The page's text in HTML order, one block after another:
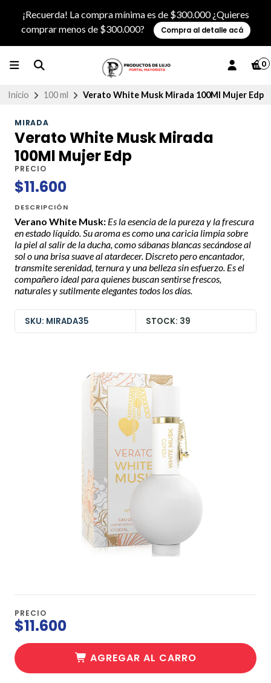
¡Recuerda! La compra mínima es de $300.000 ¿Quieres
comprar menos de $300.000?
Compra al detalle acá
0
Inicio 100 ml Verato White Musk Mirada 100Ml Mujer Edp
MIRADA
Verato White Musk Mirada
100Ml Mujer Edp
PRECIO
$11.600
DESCRIPCIÓN
Verano White Musk: Es la esencia de la pureza y la frescura
en estado líquido. Su aroma es como una caricia limpia sobre
la piel al salir de la ducha, como sábanas blancas secándose al
sol o una brisa suave al atardecer. Discreto pero encantador,
transmite serenidad, ternura y una belleza sin esfuerzo. Es el
compañero ideal para quienes buscan sentirse frescos,
naturales y sutilmente elegantes todos los días.
SKU: MIRADA35 STOCK: 39
PRECIO
$11.600
AGREGAR AL CARRO